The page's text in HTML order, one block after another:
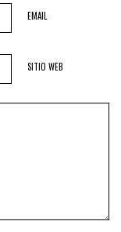
EMAIL
SITIO WEB